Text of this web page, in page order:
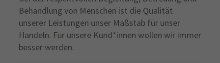
Behandlung von Menschen ist die Qualität
unserer Leistungen unser Maßstab für unser
Handeln. Für unsere Kund*innen wollen wir immer
besser werden.